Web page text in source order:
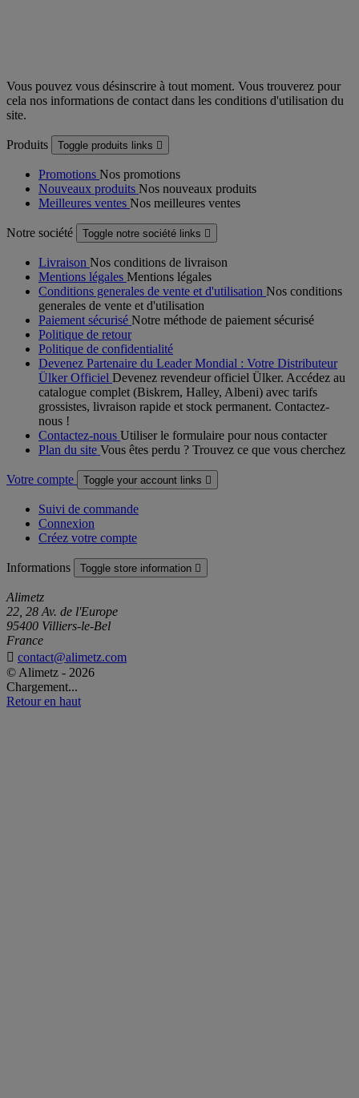
Vous pouvez vous désinscrire à tout moment. Vous trouverez pour
cela nos informations de contact dans les conditions d'utilisation du
site.
Produits Toggle produits links 
Promotions Nos promotions
Nouveaux produits Nos nouveaux produits
Meilleures ventes Nos meilleures ventes
Notre société Toggle notre société links 
Livraison Nos conditions de livraison
Mentions légales Mentions légales
Conditions generales de vente et d'utilisation Nos conditions
generales de vente et d'utilisation
Paiement sécurisé Notre méthode de paiement sécurisé
Politique de retour
Politique de confidentialité
Devenez Partenaire du Leader Mondial : Votre Distributeur
Ülker Officiel Devenez revendeur officiel Ülker. Accédez au
catalogue complet (Biskrem, Halley, Albeni) avec tarifs
grossistes, livraison rapide et stock permanent. Contactez-
nous !
Contactez-nous Utiliser le formulaire pour nous contacter
Plan du site Vous êtes perdu ? Trouvez ce que vous cherchez
Votre compte Toggle your account links 
Suivi de commande
Connexion
Créez votre compte
Informations Toggle store information 
Alimetz
22, 28 Av. de l'Europe
95400 Villiers-le-Bel
France
 contact@alimetz.com
© Alimetz - 2026
Chargement...
Retour en haut